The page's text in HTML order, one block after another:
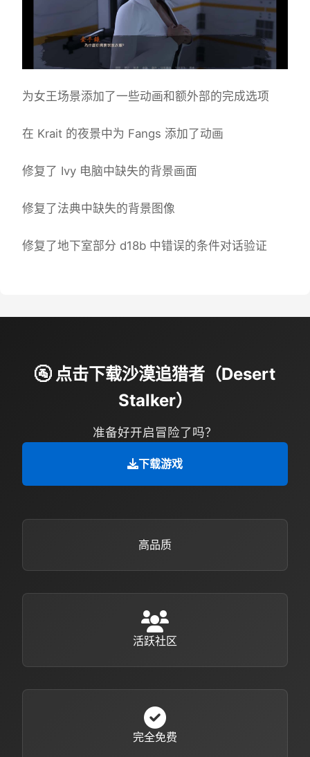
为女王场景添加了一些动画和额外部的完成选项
在 Krait 的夜景中为 Fangs 添加了动画
修复了 Ivy 电脑中缺失的背景画面
修复了法典中缺失的背景图像
修复了地下室部分 d18b 中错误的条件对话验证
🚰 点击下载沙漠追猎者（Desert
Stalker）
准备好开启冒险了吗？
下载游戏
高品质
活跃社区
完全免费